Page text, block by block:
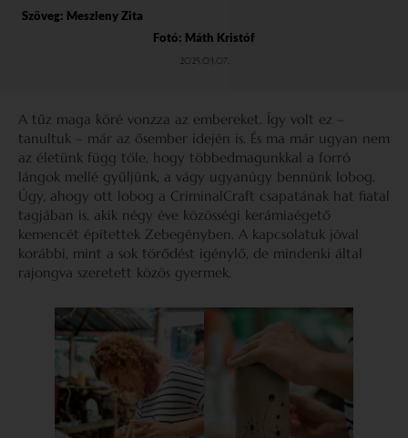
Szöveg: Meszleny Zita
Fotó: Máth Kristóf
2025.03.07.
A tűz maga köré vonzza az embereket. Így volt ez –
tanultuk – már az ősember idején is. És ma már ugyan nem
az életünk függ tőle, hogy többedmagunkkal a forró
lángok mellé gyűljünk, a vágy ugyanúgy bennünk lobog.
Úgy, ahogy ott lobog a CriminalCraft csapatának hat fiatal
tagjában is, akik négy éve közösségi kerámiaégető
kemencét építettek Zebegényben. A kapcsolatuk jóval
korábbi, mint a sok törődést igénylő, de mindenki által
rajongva szeretett közös gyermek.